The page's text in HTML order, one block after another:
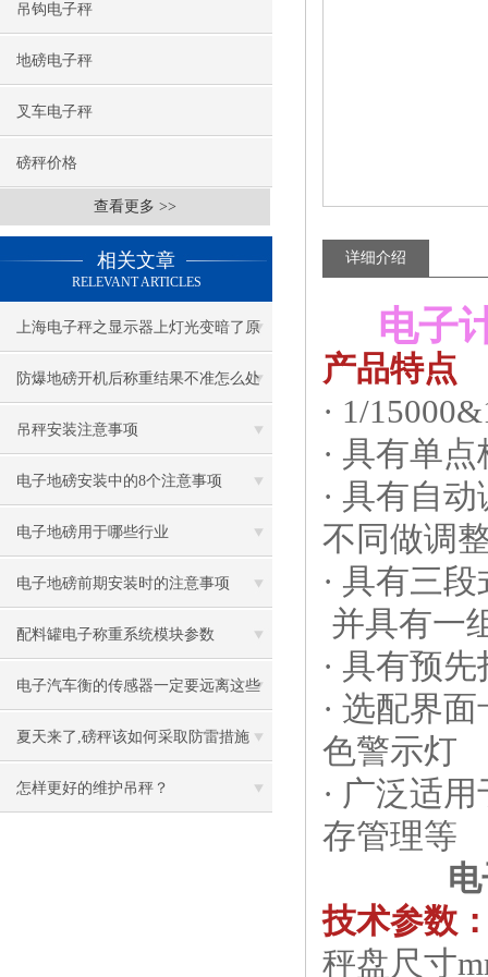
吊钩电子秤
地磅电子秤
叉车电子秤
磅秤价格
查看更多 >>
相关文章
RELEVANT ARTICLES
上海电子秤之显示器上灯光变暗了原
因
防爆地磅开机后称重结果不准怎么处
理
吊秤安装注意事项
电子地磅安装中的8个注意事项
电子地磅用于哪些行业
电子地磅前期安装时的注意事项
配料罐电子称重系统模块参数
电子汽车衡的传感器一定要远离这些
环境
夏天来了,磅秤该如何采取防雷措施
怎样更好的维护吊秤？
详细介绍
电子
产品特点
· 1/
· 具有单
· 具有自
不同做调
· 具有三
并具有一
· 具有预
· 选配界
色警示灯
· 广泛适
存管理等
技术参数
秤盘尺寸